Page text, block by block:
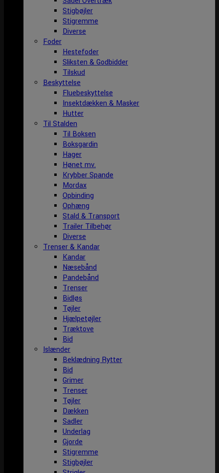
Stigbøjler
Stigremme
Diverse
Foder
Hestefoder
Sliksten & Godbidder
Tilskud
Beskyttelse
Fluebeskyttelse
Insektdækken & Masker
Hutter
Til Stalden
Til Boksen
Boksgardin
Hager
Hønet mv.
Krybber Spande
Mordax
Opbinding
Ophæng
Stald & Transport
Trailer Tilbehør
Diverse
Trenser & Kandar
Kandar
Næsebånd
Pandebånd
Trenser
Bidløs
Tøjler
Hjælpetøjler
Træktove
Bid
Islænder
Beklædning Rytter
Bid
Grimer
Trenser
Tøjler
Dækken
Sadler
Underlag
Gjorde
Stigremme
Stigbøjler